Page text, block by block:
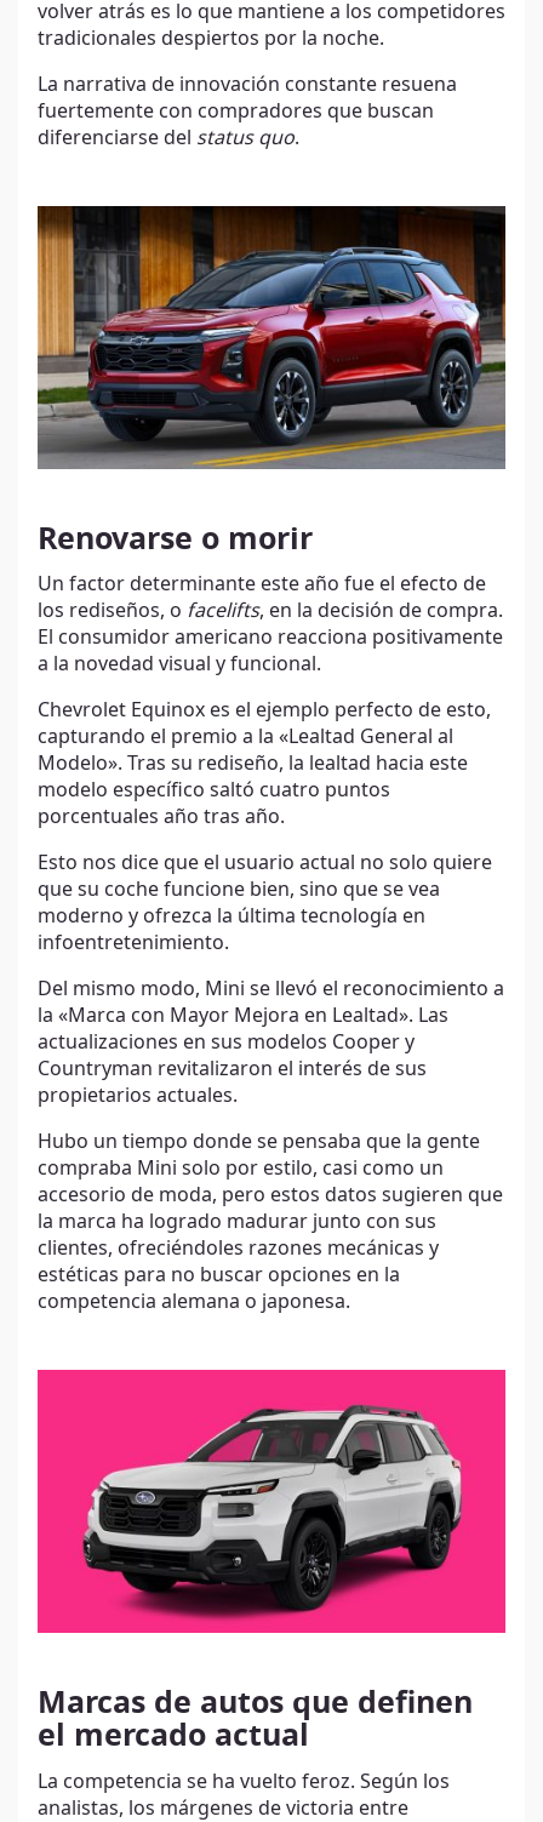
volver atrás es lo que mantiene a los competidores
tradicionales despiertos por la noche.
La narrativa de innovación constante resuena
fuertemente con compradores que buscan
diferenciarse del status quo.
Renovarse o morir
Un factor determinante este año fue el efecto de
los rediseños, o facelifts, en la decisión de compra.
El consumidor americano reacciona positivamente
a la novedad visual y funcional.
Chevrolet Equinox es el ejemplo perfecto de esto,
capturando el premio a la «Lealtad General al
Modelo». Tras su rediseño, la lealtad hacia este
modelo específico saltó cuatro puntos
porcentuales año tras año.
Esto nos dice que el usuario actual no solo quiere
que su coche funcione bien, sino que se vea
moderno y ofrezca la última tecnología en
infoentretenimiento.
Del mismo modo, Mini se llevó el reconocimiento a
la «Marca con Mayor Mejora en Lealtad». Las
actualizaciones en sus modelos Cooper y
Countryman revitalizaron el interés de sus
propietarios actuales.
Hubo un tiempo donde se pensaba que la gente
compraba Mini solo por estilo, casi como un
accesorio de moda, pero estos datos sugieren que
la marca ha logrado madurar junto con sus
clientes, ofreciéndoles razones mecánicas y
estéticas para no buscar opciones en la
competencia alemana o japonesa.
Marcas de autos que definen
el mercado actual
La competencia se ha vuelto feroz. Según los
analistas, los márgenes de victoria entre